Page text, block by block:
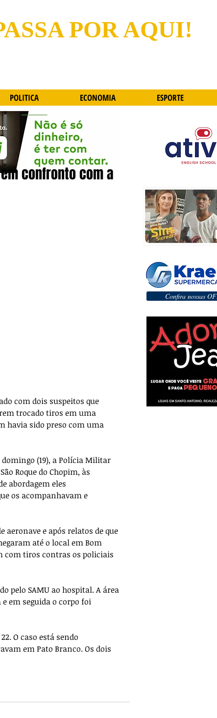
POR AQUI!
confronto com a
com dois suspeitos que
trocado tiros em uma
havia sido preso com uma
(19), a Polícia Militar
Roque do Chopim, às
abordagem eles
os acompanhavam e
aeronave e após relatos de que
até o local em Bom
com tiros contras os policiais
pelo SAMU ao hospital. A área
em seguida o corpo foi
O caso está sendo
em Pato Branco. Os dois
Confira nossas
POLITICA ECONOMIA ESPORTE